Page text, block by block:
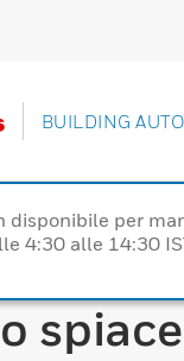
BUILDING
disponibile per
4:30 alle 14:30